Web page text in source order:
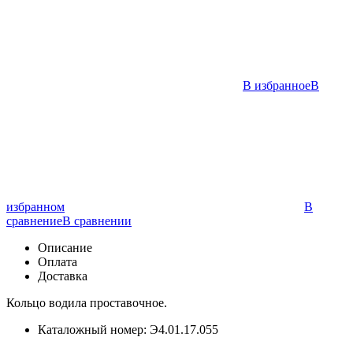
В избранноеВ
избранном
В
сравнениеВ сравнении
Описание
Оплата
Доставка
Кольцо водила проставочное.
Каталожный номер: Э4.01.17.055